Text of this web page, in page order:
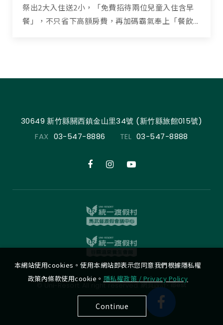
祭出2大入住送2小，「免費招待兩位兒童入住含早
餐」，不只省下高額房費，再加碼霸氣奉上「餐飲...
30649 新竹縣關西鎮金山里34號 (新竹縣旅館015號)
FAX 03-547-8886 TEL 03-547-8888
網頁設計‧iBest
本網站使用cookies。使用本網站即表示您同意我們根據隱私權
政策內條款使用cookie。 隱私權政策 / Privacy Policy
Continue